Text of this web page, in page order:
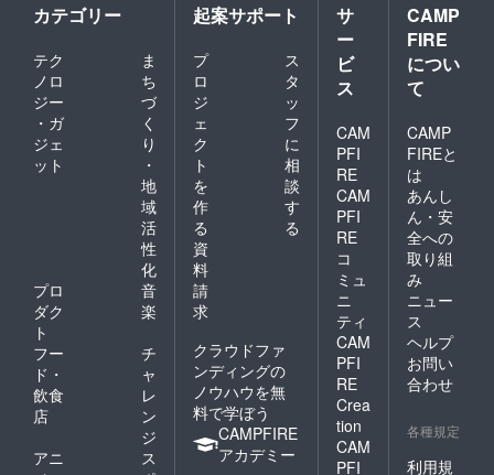
カテゴリー
テク
ノロ
ジー
・ガ
ジェ
ット
ま
ち
づ
く
り
・
地
域
活
性
化
プロ
ダク
ト
音
楽
フー
ド・
飲食
店
チ
ャ
レ
ン
ジ
アニ
ス
起案サポート
プ
ロ
ジ
ェ
ク
ト
を
作
る
ス
タ
ッ
フ
に
相
談
す
る
資
料
請
求
クラウドファ
ンディングの
ノウハウを無
料で学ぼう
CAMPFIRE
アカデミー
サ
ー
ビ
ス
CAM
PFI
RE
CAM
PFI
RE
コ
ミュ
ニ
ティ
CAM
PFI
RE
Crea
tion
CAM
PFI
CAMP
FIRE
につい
て
CAMP
FIREと
は
あんし
ん・安
全への
取り組
み
ニュー
ス
ヘルプ
お問い
合わせ
各種規定
利用規